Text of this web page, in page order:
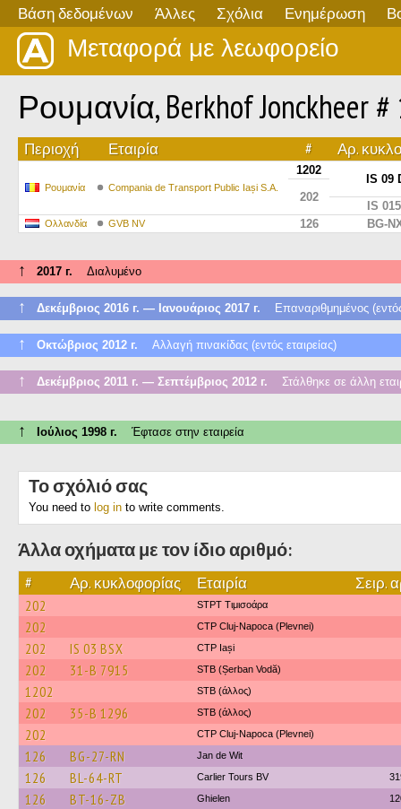
Βάση δεδομένων Άλλες Σχόλια Ενημέρωση
Μεταφορά με λεωφορείο
Ρουμανία, Berkhof Jonckheer #
Περιοχή Εταιρία # Αρ.
Ρουμανία Compania de Transport Public Iași S.A.
1202
IS 09
202
IS
Ολλανδία GVB NV 126 BG-
↑ 2017 г. Διαλυμένο
↑ Δεκέμβριος 2016 г. — Ιανουάριος 2017 г. Επαναριθμημένος (εντός
↑ Οκτώβριος 2012 г. Αλλαγή πινακίδας (εντός εταιρείας)
↑ Δεκέμβριος 2011 г. — Σεπτέμβριος 2012 г. Στάλθηκε σε άλλη
↑ Ιούλιος 1998 г. Έφτασε στην εταιρεία
Το σχόλιό σας
You need to log in to write comments.
Άλλα οχήματα με τον ίδιο αριθμό:
# Αρ. κυκλοφορίας Εταιρία Σειρ.
202 STPT Τιμισοάρα
202 CTP Cluj-Napoca (Plevnei)
202 IS 03 BSX CTP Iași
202 31-B 7915 STB (Șerban Vodă)
1202 STB (άλλος)
202 35-B 1296 STB (άλλος)
202 CTP Cluj-Napoca (Plevnei)
126 BG-27-RN Jan de Wit
126 BL-64-RT Carlier Tours BV
126 BT-16-ZB Ghielen